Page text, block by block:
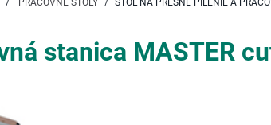
PRACOVNÉ STOLY STÔL NA PRESNÉ PÍLENIE A
stanica MASTER